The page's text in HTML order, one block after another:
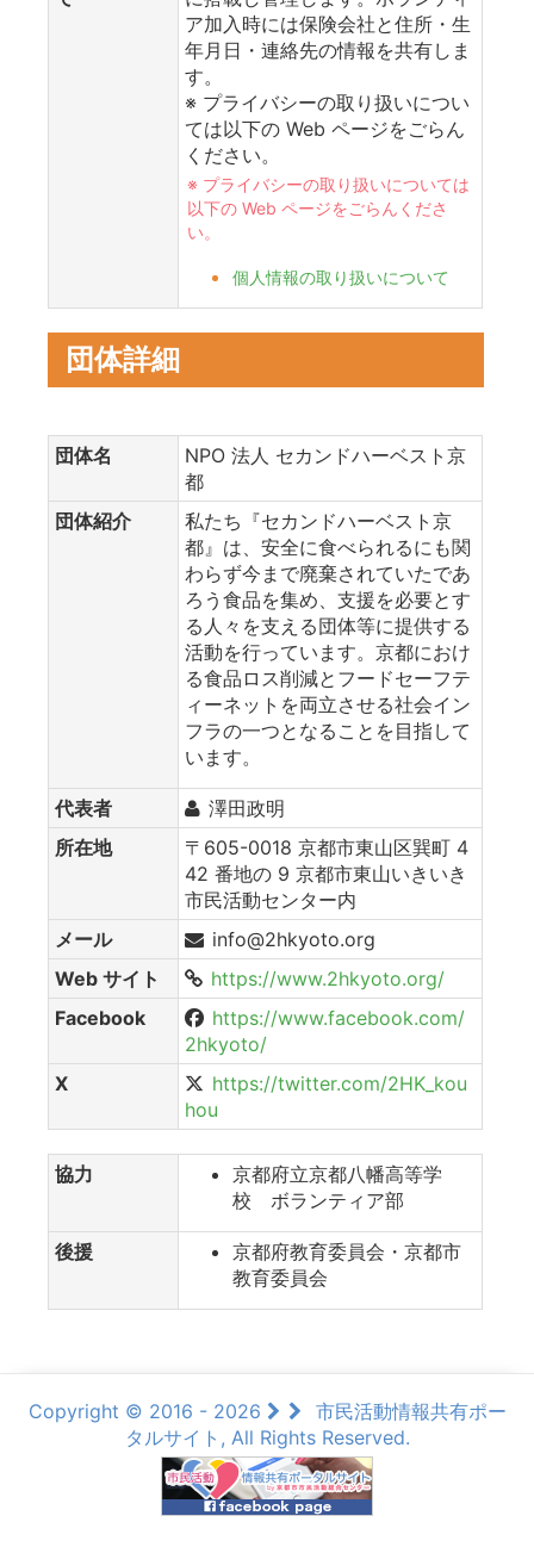
ア加入時には保険会社と住所・生
年月日・連絡先の情報を共有しま
す。
※ プライバシーの取り扱いについ
ては以下の Web ページをごらん
ください。
※ プライバシーの取り扱いについては
以下の Web ページをごらんくださ
い。
個人情報の取り扱いについて
団体詳細
団体名
NPO 法人 セカンドハーベスト京
都
団体紹介
私たち『セカンドハーベスト京
都』は、安全に食べられるにも関
わらず今まで廃棄されていたであ
ろう食品を集め、支援を必要とす
る人々を支える団体等に提供する
活動を行っています。京都におけ
る食品ロス削減とフードセーフテ
ィーネットを両立させる社会イン
フラの一つとなることを目指して
います。
代表者
澤田政明
所在地
〒605-0018 京都市東山区巽町 4
42 番地の 9 京都市東山いきいき
市民活動センター内
メール
info@2hkyoto.org
Web サイト
https://www.2hkyoto.org/
Facebook
https://www.facebook.com/
2hkyoto/
X
https://twitter.com/2HK_kou
hou
協力
京都府立京都八幡高等学
校 ボランティア部
後援
京都府教育委員会・京都市
教育委員会
Copyright © 2016 - 2026
市民活動情報共有ポー
タルサイト, All Rights Reserved.